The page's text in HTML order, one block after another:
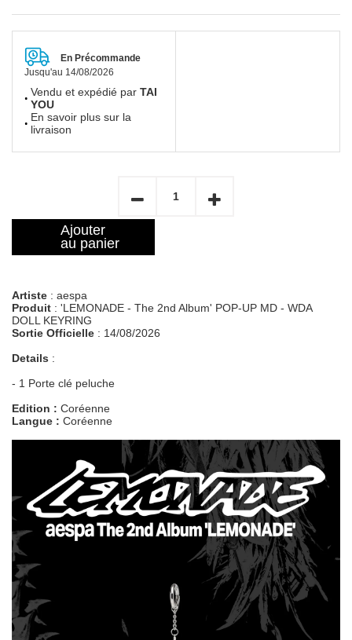
En Précommande
Jusqu'au 14/08/2026
Vendu et expédié par TAI
YOU
En savoir plus sur la
livraison
Ajouter
au panier
Artiste : aespa
Produit : 'LEMONADE - The 2nd Album' POP-UP MD - WDA
DOLL KEYRING
Sortie Officielle : 14/08/2026
Details :
- 1 Porte clé peluche
Edition : Coréenne
Langue : Coréenne